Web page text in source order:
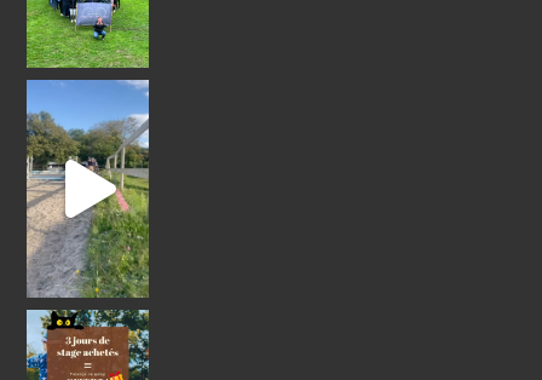
Nos adorables poneys vo
Pour 3 jours de stages effectués du